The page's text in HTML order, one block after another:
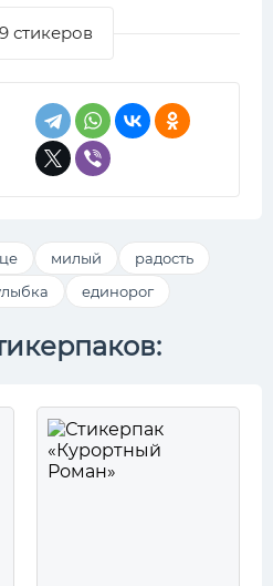
стикеров
милый
радость
единорог